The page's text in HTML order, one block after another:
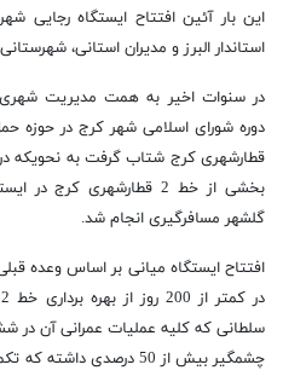
استاندار البرز و مدیران استانی،
در سنوات اخیر به همت مدیریت
دوره شورای اسلامی شهر کرج در حوزه
قطارشهری کرج شتاب گرفت به نحویکه در
گلشهر مسافرگیری انجام شد.
افتتاح ایستگاه میانی بر اساس وعده
سلطانی که کلیه عملیات عمرانی آن در
چشمگیر بیش از 50 درصدی